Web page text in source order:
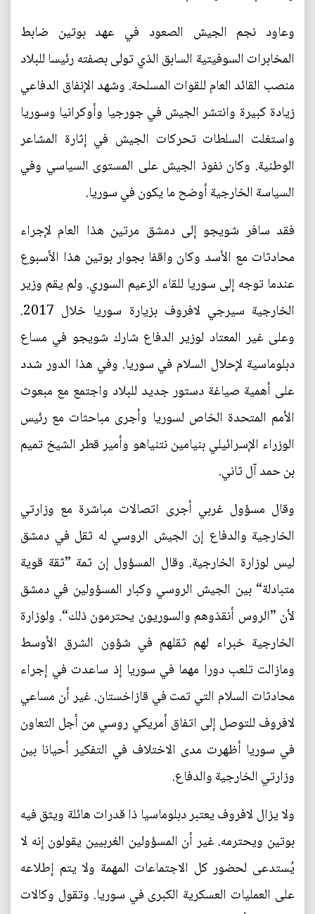
وعاود نجم الجيش الصعود في عهد بوتين ضابط
المخابرات السوفيتية السابق الذي تولى بصفته رئيسا للبلاد
منصب القائد العام للقوات المسلحة. وشهد الإنفاق الدفاعي
زيادة كبيرة وانتشر الجيش في جورجيا وأوكرانيا وسوريا
واستغلت السلطات تحركات الجيش في إثارة المشاعر
الوطنية. وكان نفوذ الجيش على المستوى السياسي وفي
السياسة الخارجية أوضح ما يكون في سوريا.
فقد سافر شويجو إلى دمشق مرتين هذا العام لإجراء
محادثات مع الأسد وكان واقفا بجوار بوتين هذا الأسبوع
عندما توجه إلى سوريا للقاء الزعيم السوري. ولم يقم وزير
الخارجية سيرجي لافروف بزيارة سوريا خلال 2017.
وعلى غير المعتاد لوزير الدفاع شارك شويجو في مساع
دبلوماسية لإحلال السلام في سوريا. وفي هذا الدور شدد
على أهمية صياغة دستور جديد للبلاد واجتمع مع مبعوث
الأمم المتحدة الخاص لسوريا وأجرى مباحثات مع رئيس
الوزراء الإسرائيلي بنيامين نتنياهو وأمير قطر الشيخ تميم
بن حمد آل ثاني.
وقال مسؤول غربي أجرى اتصالات مباشرة مع وزارتي
الخارجية والدفاع إن الجيش الروسي له ثقل في دمشق
ليس لوزارة الخارجية. وقال المسؤول إن ثمة ”ثقة قوية
متبادلة“ بين الجيش الروسي وكبار المسؤولين في دمشق
لأن ”الروس أنقذوهم والسوريون يحترمون ذلك“. ولوزارة
الخارجية خبراء لهم ثقلهم في شؤون الشرق الأوسط
ومازالت تلعب دورا مهما في سوريا إذ ساعدت في إجراء
محادثات السلام التي تمت في قازاخستان. غير أن مساعي
لافروف للتوصل إلى اتفاق أمريكي روسي من أجل التعاون
في سوريا أظهرت مدى الاختلاف في التفكير أحيانا بين
وزارتي الخارجية والدفاع.
ولا يزال لافروف يعتبر دبلوماسيا ذا قدرات هائلة ويثق فيه
بوتين ويحترمه. غير أن المسؤولين الغربيين يقولون إنه لا
يُستدعى لحضور كل الاجتماعات المهمة ولا يتم إطلاعه
على العمليات العسكرية الكبرى في سوريا. وتقول وكالات